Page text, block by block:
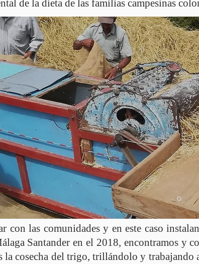
de la dieta de las familias campesinas
con las comunidades y en este caso
Santander en el 2018, encontramos y
la cosecha del trigo, trillándolo y trabajando